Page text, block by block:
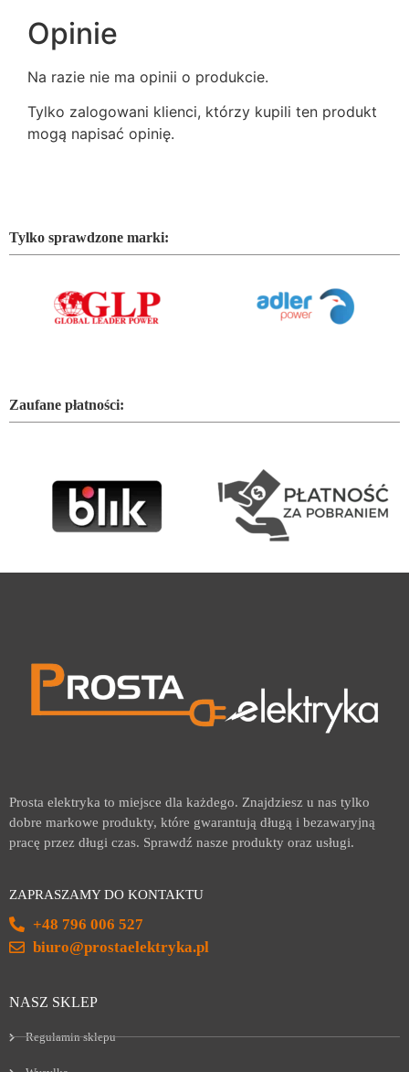
Opinie
Na razie nie ma opinii o produkcie.
Tylko zalogowani klienci, którzy kupili ten produkt
mogą napisać opinię.
Tylko sprawdzone marki:
Zaufane płatności:
Prosta elektryka to miejsce dla każdego. Znajdziesz u nas tylko
dobre markowe produkty, które gwarantują długą i bezawaryjną
pracę przez długi czas. Sprawdź nasze produkty oraz usługi.
ZAPRASZAMY DO KONTAKTU
+48 796 006 527
biuro@prostaelektryka.pl
NASZ SKLEP
Regulamin sklepu